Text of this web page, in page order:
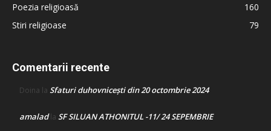
Poezia religioasă
160
Stiri religioase
79
Comentarii recente
Doina la Sfaturi duhovnicești din 20 octombrie 2024
amaladla SF SILUAN ATHONITUL -11/ 24 SEPEMBRIE